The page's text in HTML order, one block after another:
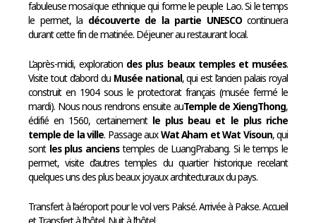
fabuleuse mosaïque ethnique qui forme le peuple Lao. Si le temps
le permet, la découverte de la partie UNESCOcontinuera
durant cette fin de matinée. Déjeuner au restaurant local.
L’après-midi, exploration des plus beaux temples et musées.
Visite tout d’abord du Musée national, qui est l’ancien palais royal
construit en 1904 sous le protectorat français (musée fermé le
mardi). Nous nous rendrons ensuite auTemple de XiengThong,
édifié en 1560, certainement le plus beau et le plus riche
temple de la ville. Passage auxWat Aham et Wat Visoun, qui
sont les plus ancienstemples de LuangPrabang. Si le temps le
permet, visite d’autres temples du quartier historique recelant
quelques uns des plus beaux joyaux architecturaux du pays.
Transfert à l’aéroport pour le vol vers Paksé. Arrivée à Pakse. Accueil
et Transfert à l’hôtel. Nuit à l’hôtel.